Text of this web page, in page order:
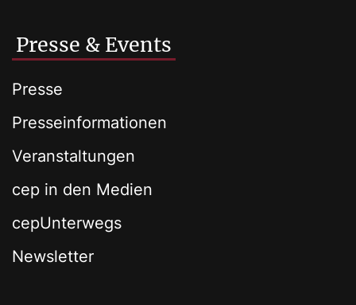
Presse & Events
Presse
Presseinformationen
Veranstaltungen
cep in den Medien
cepUnterwegs
Newsletter